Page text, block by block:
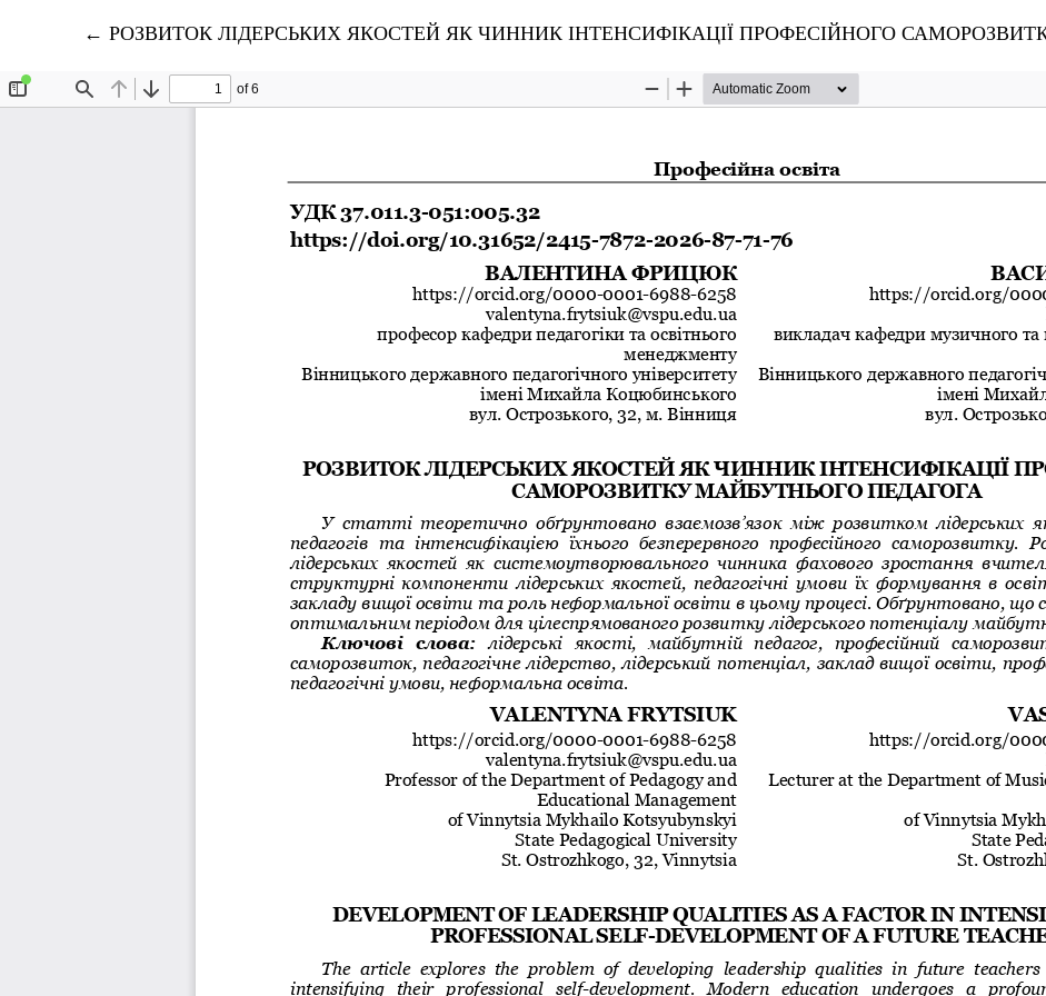
← Повернутися до подробиць статті
РОЗВИТОК ЛІДЕРСЬКИХ ЯКОСТЕЙ ЯК ЧИННИК ІНТЕНСИФІКАЦІЇ ПРОФЕСІЙНОГО САМОРОЗВИТКУ МАЙБУТНЬОГО